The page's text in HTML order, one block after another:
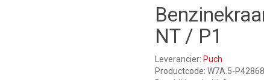
NT / P1
Leverancier: Puch
Productcode: W7A.5-P42868